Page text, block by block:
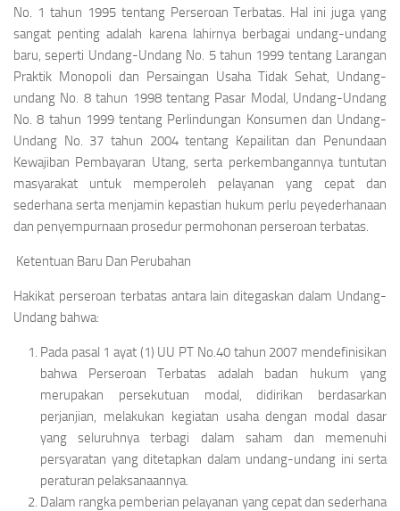
No. 1 tahun 1995 tentang Perseroan Terbatas. Hal ini juga yang
sangat penting adalah karena lahirnya berbagai undang-undang
baru, seperti Undang-Undang No. 5 tahun 1999 tentang Larangan
Praktik Monopoli dan Persaingan Usaha Tidak Sehat, Undang-
undang No. 8 tahun 1998 tentang Pasar Modal, Undang-Undang
No. 8 tahun 1999 tentang Perlindungan Konsumen dan Undang-
Undang No. 37 tahun 2004 tentang Kepailitan dan Penundaan
Kewajiban Pembayaran Utang, serta perkembangannya tuntutan
masyarakat untuk memperoleh pelayanan yang cepat dan
sederhana serta menjamin kepastian hukum perlu peyederhanaan
dan penyempurnaan prosedur permohonan perseroan terbatas.
Ketentuan Baru Dan Perubahan
Hakikat perseroan terbatas antara lain ditegaskan dalam Undang-
Undang bahwa:
Pada pasal 1 ayat (1) UU PT No.40 tahun 2007 mendefinisikan
bahwa Perseroan Terbatas adalah badan hukum yang
merupakan persekutuan modal, didirikan berdasarkan
perjanjian, melakukan kegiatan usaha dengan modal dasar
yang seluruhnya terbagi dalam saham dan memenuhi
persyaratan yang ditetapkan dalam undang-undang ini serta
peraturan pelaksanaannya.
Dalam rangka pemberian pelayanan yang cepat dan sederhana